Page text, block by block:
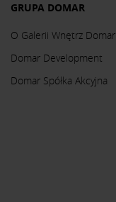
GRUPA DOMAR
O Galerii Wnętrz Domar
Domar Development
Domar Spółka Akcyjna